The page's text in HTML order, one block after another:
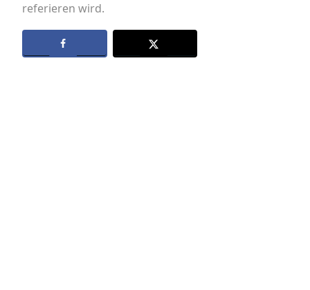
referieren wird.